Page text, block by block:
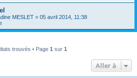
MESLET « 05 avril 2014, 11:38
trouvés • Page 1 sur 1
Aller à